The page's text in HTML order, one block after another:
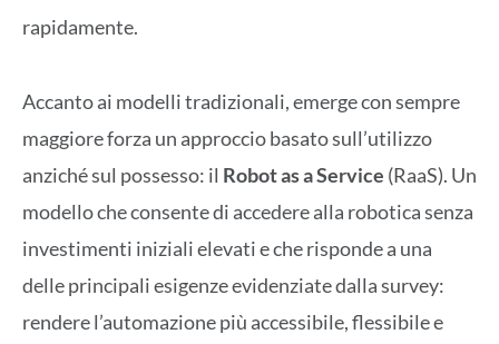
rapidamente.
Accanto ai modelli tradizionali, emerge con sempre
maggiore forza un approccio basato sull’utilizzo
anziché sul possesso: il Robot as a Service (RaaS). Un
modello che consente di accedere alla robotica senza
investimenti iniziali elevati e che risponde a una
delle principali esigenze evidenziate dalla survey:
rendere l’automazione più accessibile, flessibile e